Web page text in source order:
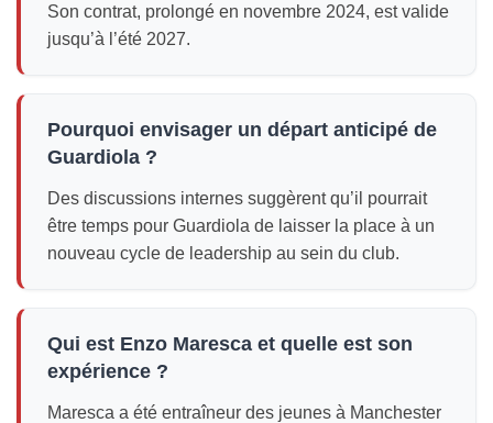
Son contrat, prolongé en novembre 2024, est valide
jusqu’à l’été 2027.
Pourquoi envisager un départ anticipé de
Guardiola ?
Des discussions internes suggèrent qu’il pourrait
être temps pour Guardiola de laisser la place à un
nouveau cycle de leadership au sein du club.
Qui est Enzo Maresca et quelle est son
expérience ?
Maresca a été entraîneur des jeunes à Manchester